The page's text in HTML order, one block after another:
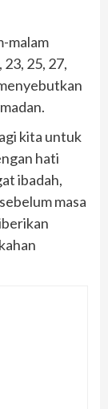
malam
25, 27,
kita untuk
hati
ibadah,
masa